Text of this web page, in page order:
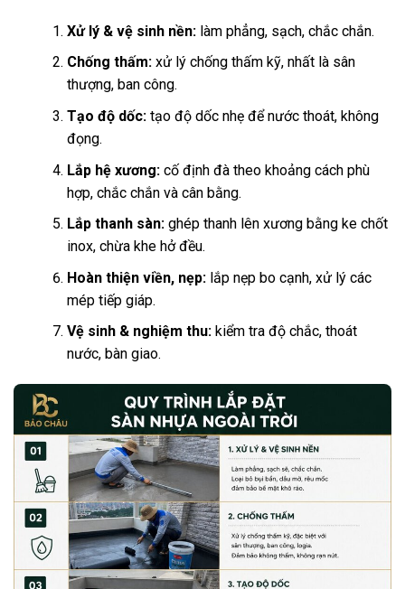
Xử lý & vệ sinh nền:làm phẳng, sạch, chắc chắn.
Chống thấm:xử lý chống thấm kỹ, nhất là sân
thượng, ban công.
Tạo độ dốc:tạo độ dốc nhẹ để nước thoát, không
đọng.
Lắp hệ xương:cố định đà theo khoảng cách phù
hợp, chắc chắn và cân bằng.
Lắp thanh sàn:ghép thanh lên xương bằng ke chốt
inox, chừa khe hở đều.
Hoàn thiện viền, nẹp:lắp nẹp bo cạnh, xử lý các
mép tiếp giáp.
Vệ sinh & nghiệm thu:kiểm tra độ chắc, thoát
nước, bàn giao.